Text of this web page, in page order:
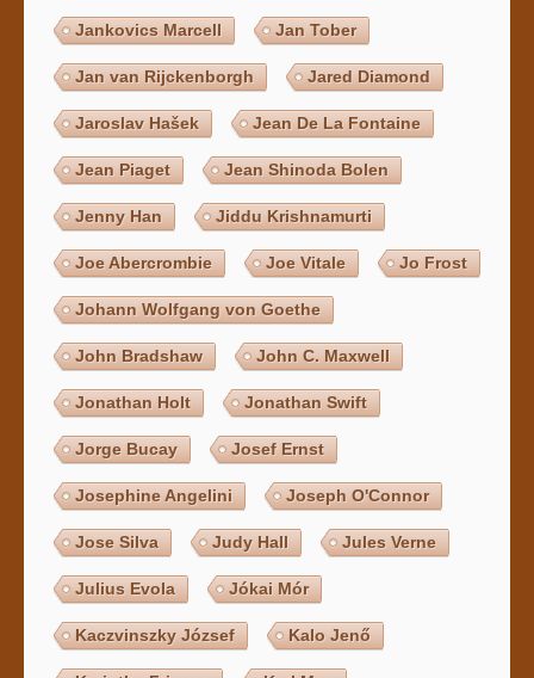
Jankovics Marcell Jan Tober
Jan van Rijckenborgh Jared Diamond
Jaroslav Hašek Jean De La Fontaine
Jean Piaget Jean Shinoda Bolen
Jenny Han Jiddu Krishnamurti
Joe Abercrombie Joe Vitale Jo Frost
Johann Wolfgang von Goethe
John Bradshaw John C. Maxwell
Jonathan Holt Jonathan Swift
Jorge Bucay Josef Ernst
Josephine Angelini Joseph O'Connor
Jose Silva Judy Hall Jules Verne
Julius Evola Jókai Mór
Kaczvinszky József Kalo Jenő